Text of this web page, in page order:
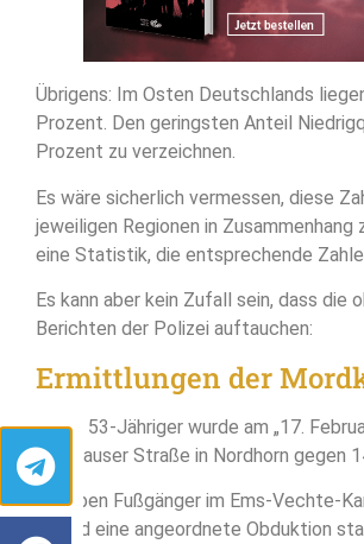
Übrigens: Im Osten Deutschlands
Prozent. Den geringsten Anteil
Prozent zu verzeichnen.
Es wäre sicherlich vermessen, diese
jeweiligen Regionen in
eine Statistik, die entsprechende
Es kann aber kein Zufall sein, dass die
Berichten der Polizei auftauchen:
Ermittlungen der
► Ein 53-Jähriger wurde am „17.
Veldhauser Straße in Nordhorn gegen
„… haben Fußgänger im Ems-Vechte-
… fand eine angeordnete Obduktion